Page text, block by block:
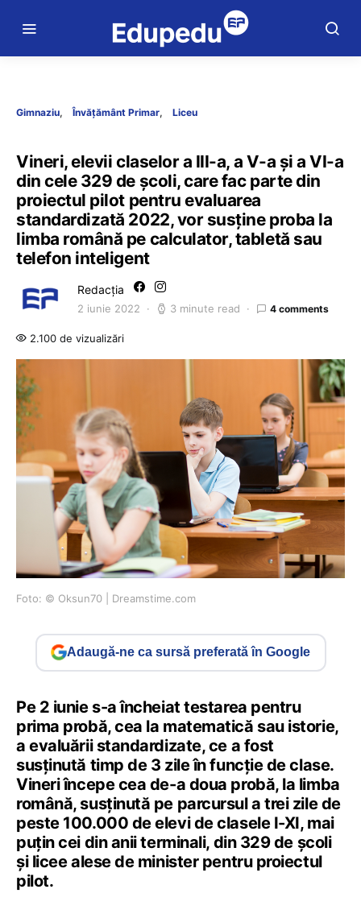
Gimnaziu Învățământ Primar Liceu
Vineri, elevii claselor a III-a, a V-a și a VI-a
din cele 329 de școli, care fac parte din
proiectul pilot pentru evaluarea
standardizată 2022, vor susține proba la
limba română pe calculator, tabletă sau
telefon inteligent
Redacția
2 iunie 2022 3 minute read 4 comments
2.100 de vizualizări
Foto: © Oksun70 | Dreamstime.com
Adaugă-ne ca sursă preferată în Google
Pe 2 iunie s-a încheiat testarea pentru
prima probă, cea la matematică sau istorie,
a evaluării standardizate, ce a fost
susținută timp de 3 zile în funcție de clase.
Vineri începe cea de-a doua probă, la limba
română, susținută pe parcursul a trei zile de
peste 100.000 de elevi de clasele I-XI, mai
puțin cei din anii terminali, din 329 de școli
și licee alese de minister pentru proiectul
pilot.